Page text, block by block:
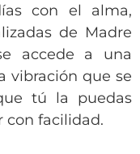
con el alma,
de Madre
accede a una
vibración que se
tú la puedas
con facilidad.